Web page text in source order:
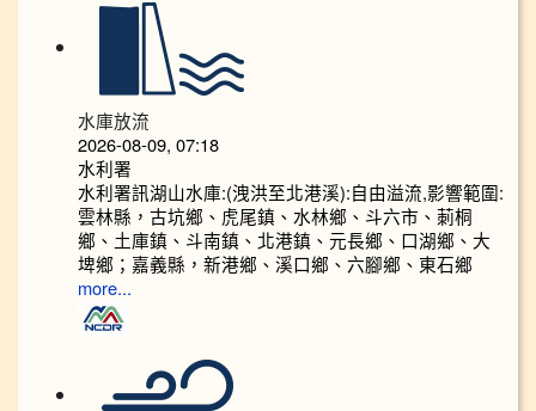
水庫放流
2026-08-09, 07:18
水利署
水利署訊湖山水庫:(洩洪至北港溪):自由溢流,影響範圍:
雲林縣，古坑鄉、虎尾鎮、水林鄉、斗六市、莿桐
鄉、土庫鎮、斗南鎮、北港鎮、元長鄉、口湖鄉、大
埤鄉；嘉義縣，新港鄉、溪口鄉、六腳鄉、東石鄉
more...